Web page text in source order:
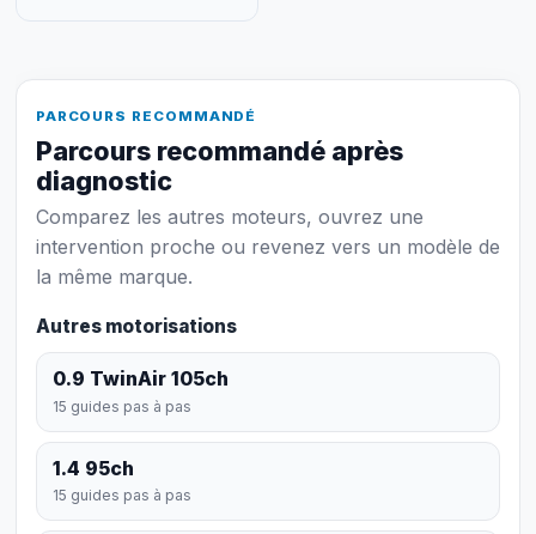
PARCOURS RECOMMANDÉ
Parcours recommandé après
diagnostic
Comparez les autres moteurs, ouvrez une
intervention proche ou revenez vers un modèle de
la même marque.
Autres motorisations
0.9 TwinAir 105ch
15 guides pas à pas
1.4 95ch
15 guides pas à pas